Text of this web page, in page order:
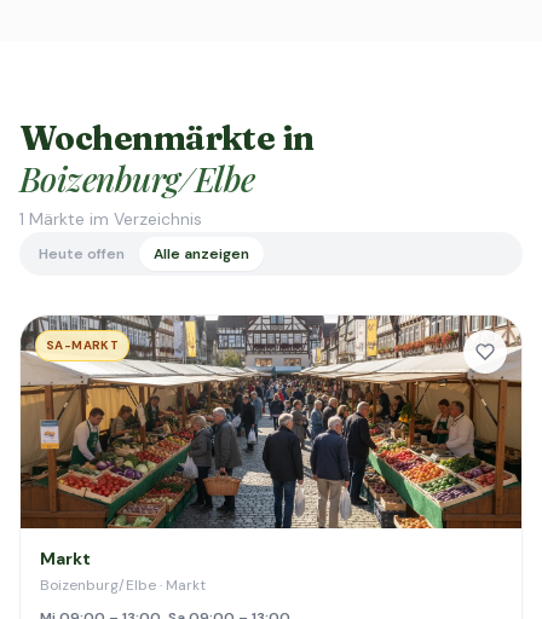
Wochenmärkte in
Boizenburg/Elbe
1 Märkte im Verzeichnis
Heute offen Alle anzeigen
SA-MARKT
Markt
Boizenburg/Elbe · Markt